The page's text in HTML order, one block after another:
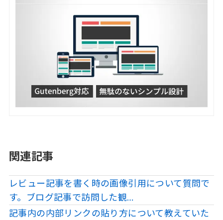
関連記事
レビュー記事を書く時の画像引用について質問で
す。ブログ記事で訪問した観…
記事内の内部リンクの貼り方について教えていた